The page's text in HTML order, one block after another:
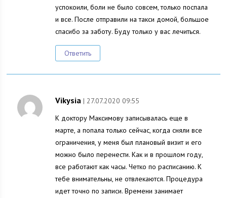
успокоили, боли не было совсем, только поспала
и все. После отправили на такси домой, большое
спасибо за заботу. Буду только у вас лечиться.
Ответить
Vikysia | 27.07.2020 09:55
К доктору Максимову записывалась еще в
марте, а попала только сейчас, когда сняли все
ограничения, у меня был плановый визит и его
можно было перенести. Как и в прошлом году,
все работают как часы. Четко по расписанию. К
тебе внимательны, не отвлекаются. Процедура
идет точно по записи. Времени занимает